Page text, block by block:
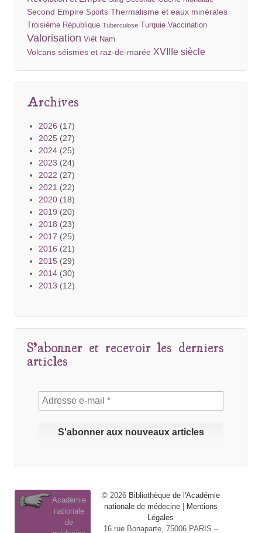
Second Empire Sports Thermalisme et eaux minérales
Troisième République Tuberculose Turquie Vaccination
Valorisation Viêt Nam
Volcans séismes et raz-de-marée XVIIIe siècle
Archives
2026 (17)
2025 (27)
2024 (25)
2023 (24)
2022 (27)
2021 (22)
2020 (18)
2019 (20)
2018 (23)
2017 (25)
2016 (21)
2015 (29)
2014 (30)
2013 (12)
S’abonner et recevoir les derniers
articles
Académie
nationale
de
© 2026Bibliothèque de l'Académie
nationale de médecine
Mentions
Légales
16 rue Bonaparte, 75006 PARIS –